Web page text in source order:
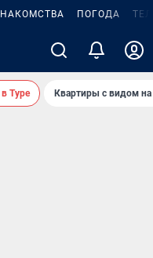
ПОГОДА
Туре Квартиры с видом на